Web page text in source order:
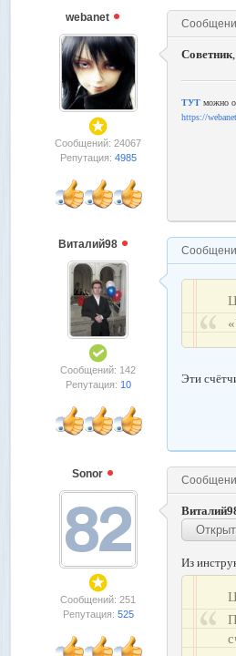
webanet
Сообщений: 24067
Репутация: 4985
Сoветник
ТУТможно
https://
Виталий98
Сообщений: 142
Репутация: 10 Эти
Sonor
Сообщений: 251
Репутация: 525
Из